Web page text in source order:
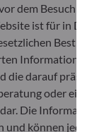
dem Besuch
ist für in
Informationen
die darauf
oder eine
Die
und können